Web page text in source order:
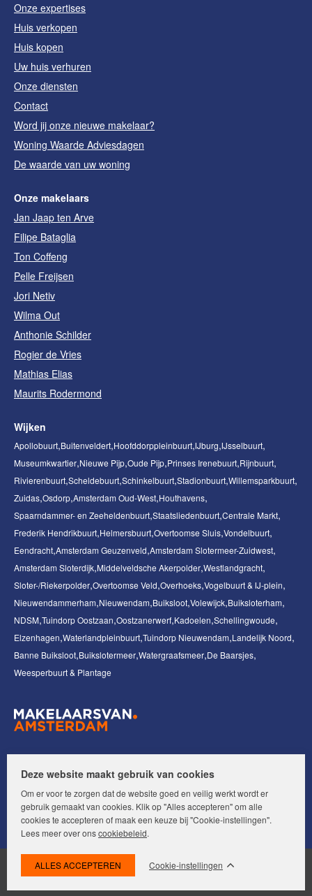
Onze expertises
Huis verkopen
Huis kopen
Uw huis verhuren
Onze diensten
Contact
Word jij onze nieuwe makelaar?
Woning Waarde Adviesdagen
De waarde van uw woning
Onze makelaars
Jan Jaap ten Arve
Filipe Bataglia
Ton Coffeng
Pelle Freijsen
Jori Netiv
Wilma Out
Anthonie Schilder
Rogier de Vries
Mathias Elias
Maurits Rodermond
Wijken
Apollobuurt Buitenveldert Hoofddorppleinbuurt IJburg IJsselbuurt
Museumkwartier Nieuwe Pijp Oude Pijp Prinses Irenebuurt Rijnbuurt
Rivierenbuurt Scheldebuurt Schinkelbuurt Stadionbuurt Willemsparkbuurt
Zuidas Osdorp Amsterdam Oud-West Houthavens
Spaarndammer- en Zeeheldenbuurt Staatsliedenbuurt Centrale Markt
Frederik Hendrikbuurt Helmersbuurt Overtoomse Sluis Vondelbuurt
Eendracht Amsterdam Geuzenveld Amsterdam Slotermeer-Zuidwest
Amsterdam Sloterdijk Middelveldsche Akerpolder Westlandgracht
Sloter-/Riekerpolder Overtoomse Veld Overhoeks Vogelbuurt & IJ-plein
Nieuwendammerham Nieuwendam Buiksloot Volewijck Buiksloterham
NDSM Tuindorp Oostzaan Oostzanerwerf Kadoelen Schellingwoude
Elzenhagen Waterlandpleinbuurt Tuindorp Nieuwendam Landelijk Noord
Banne Buiksloot Buikslotermeer Watergraafsmeer De Baarsjes
Weesperbuurt & Plantage
Volg ons op:
© Makelaars van Amsterdam. Alle rechten voorbehouden.
Privacyverklaring
Deze website maakt gebruik van cookies
Om er voor te zorgen dat de website goed en veilig werkt wordt er
gebruik gemaakt van cookies. Klik op "Alles accepteren" om alle
cookies te accepteren of maak een keuze bij "Cookie-instellingen".
Lees meer over onscookiebeleid.
Cookie-instellingen